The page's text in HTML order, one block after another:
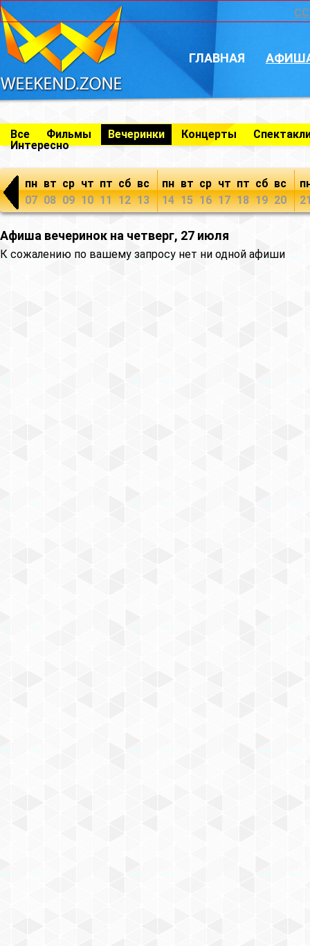
ГЛАВНАЯ
Все Фильмы Вечеринки Концерты
Интересно
пн
07
вт
08
ср
09
чт
10
пт
11
сб
12
вс
13
пн
14
вт
15
ср
16
чт
17
пт
18
сб
19
вс
20
Афиша вечеринок на четверг, 27 июля
К сожалению по вашему запросу нет ни одной афиши